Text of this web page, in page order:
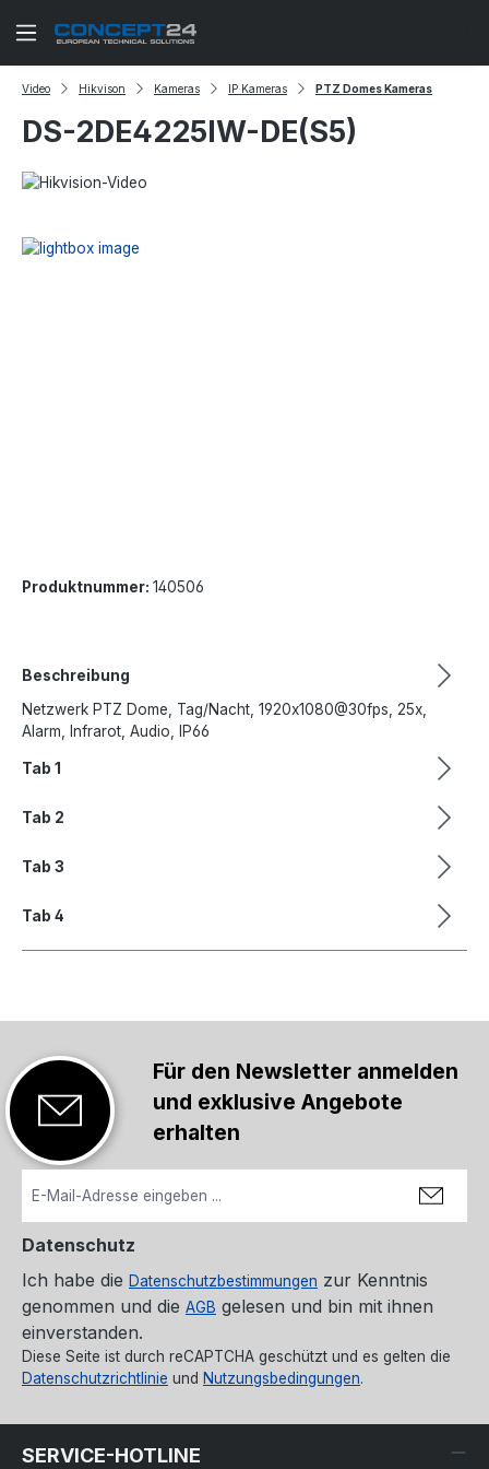
Zum Hauptinhalt springen
Video Hikvison Kameras IP Kameras PTZ Domes Kameras
DS-2DE4225IW-DE(S5)
Produktnummer: 140506
Beschreibung
Netzwerk PTZ Dome, Tag/Nacht, 1920x1080@30fps, 25x,
Alarm, Infrarot, Audio, IP66
Tab 1
Tab 2
Tab 3
Tab 4
Für den Newsletter anmelden
und exklusive Angebote
erhalten
Datenschutz
Ich habe die Datenschutzbestimmungen zur Kenntnis
genommen und die AGB gelesen und bin mit ihnen
einverstanden.
Diese Seite ist durch reCAPTCHA geschützt und es gelten die
Datenschutzrichtlinie und Nutzungsbedingungen.
SERVICE-HOTLINE